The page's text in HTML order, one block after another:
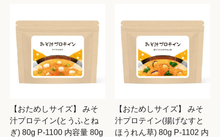
【おためしサイズ】 みそ
汁プロテイン(とうふとね
ぎ) 80g P-1100 内容量 80g
【おためしサイズ】 みそ
汁プロテイン(揚げなすと
ほうれん草) 80g P-1102 内